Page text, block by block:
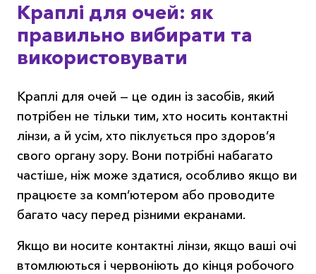
Краплі для очей: як
правильно вибирати та
використовувати
Краплі для очей — це один із засобів, який
потрібен не тільки тим, хто носить контактні
лінзи, а й усім, хто піклується про здоров’я
свого органу зору. Вони потрібні набагато
частіше, ніж може здатися, особливо якщо ви
працюєте за комп’ютером або проводите
багато часу перед різними екранами.
Якщо ви носите контактні лінзи, якщо ваші очі
втомлюються і червоніють до кінця робочого